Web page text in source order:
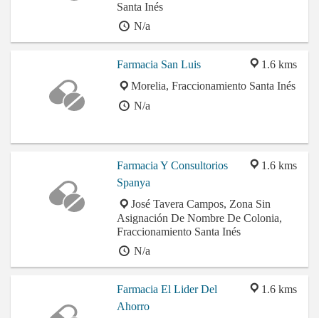
Santa Inés
N/a
1.6 kms
Farmacia San Luis
Morelia, Fraccionamiento Santa Inés
N/a
1.6 kms
Farmacia Y Consultorios
Spanya
José Tavera Campos, Zona Sin
Asignación De Nombre De Colonia,
Fraccionamiento Santa Inés
N/a
1.6 kms
Farmacia El Lider Del
Ahorro